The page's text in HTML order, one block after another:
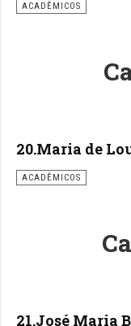
ACADÊMICOS
20.Maria de
ACADÊMICOS
21.José Maria